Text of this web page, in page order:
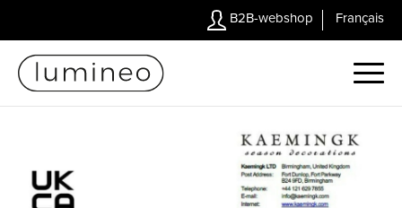
B2B-webshop Français